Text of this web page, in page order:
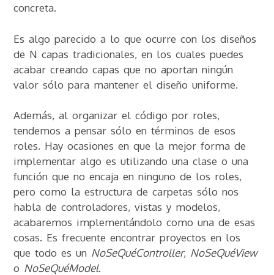
concreta.
Es algo parecido a lo que ocurre con los diseños
de N capas tradicionales, en los cuales puedes
acabar creando capas que no aportan ningún
valor sólo para mantener el diseño uniforme.
Además, al organizar el código por roles,
tendemos a pensar sólo en términos de esos
roles. Hay ocasiones en que la mejor forma de
implementar algo es utilizando una clase o una
función que no encaja en ninguno de los roles,
pero como la estructura de carpetas sólo nos
habla de controladores, vistas y modelos,
acabaremos implementándolo como una de esas
cosas. Es frecuente encontrar proyectos en los
que todo es un NoSeQuéController, NoSeQuéView
o NoSeQuéModel.